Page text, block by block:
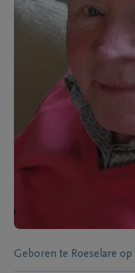
Geboren te Roeselare op